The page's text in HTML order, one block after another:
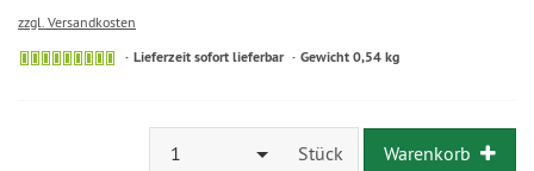
zzgl. Versandkosten
Lieferzeit sofort lieferbar Gewicht 0,54 kg
1 Stück Warenkorb